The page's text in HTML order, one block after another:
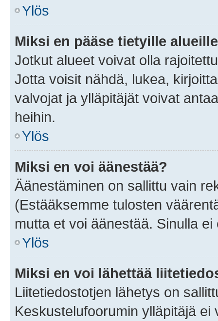
Ylös
Miksi en pääse tietyille
Jotkut alueet voivat olla
Jotta voisit nähdä, lukea,
valvojat ja ylläpitäjät voivat
heihin.
Ylös
Miksi en voi äänestää?
Äänestäminen on sallittu vain
(Estääksemme tulosten
mutta et voi äänestää. Sinulla
Ylös
Miksi en voi lähettää
Liitetiedostotjen lähetys on
Keskustelufoorumin ylläpitäjä